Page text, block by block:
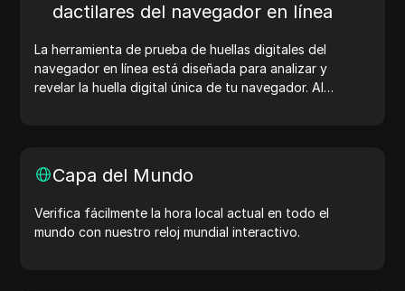
dactilares del navegador en línea
La herramienta de prueba de huellas digitales del
navegador en línea está diseñada para analizar y
revelar la huella digital única de tu navegador. Al
Capa del Mundo
Verifica fácilmente la hora local actual en todo el
mundo con nuestro reloj mundial interactivo.